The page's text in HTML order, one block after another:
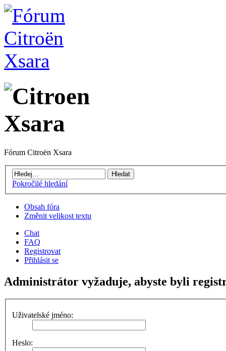
Fórum Citroën Xsara
Pokročilé hledání
Obsah fóra
Změnit velikost textu
Chat
FAQ
Registrovat
Přihlásit se
Administrátor vyžaduje, abyste byli
Uživatelské jméno:
Heslo: